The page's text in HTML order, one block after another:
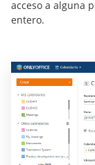
acceso a alguna
entero.